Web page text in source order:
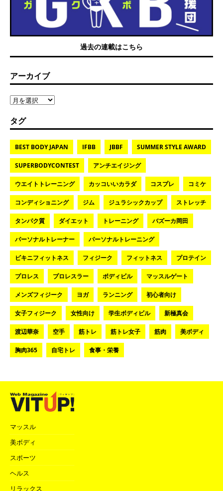
過去の連載はこちら
アーカイブ
タグ
BEST BODY JAPAN IFBB JBBF SUMMER STYLE AWARD
SUPERBODYCONTEST アンチエイジング
ウエイトトレーニング カッコいいカラダ コスプレ コミケ
コンディショニング ジム ジュラシックカップ ストレッチ
タンパク質 ダイエット トレーニング バズーカ岡田
パーソナルトレーナー パーソナルトレーニング
ビキニフィットネス フィジーク フィットネス プロテイン
プロレス プロレスラー ボディビル マッスルゲート
メンズフィジーク ヨガ ランニング 初心者向け
女子フィジーク 女性向け 学生ボディビル 新極真会
渡辺華奈 空手 筋トレ 筋トレ女子 筋肉 美ボディ
胸肉365 自宅トレ 食事・栄養
マッスル
美ボディ
スポーツ
ヘルス
リラックス